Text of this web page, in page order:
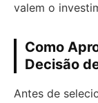
valem o
Como
Decisão
Antes de